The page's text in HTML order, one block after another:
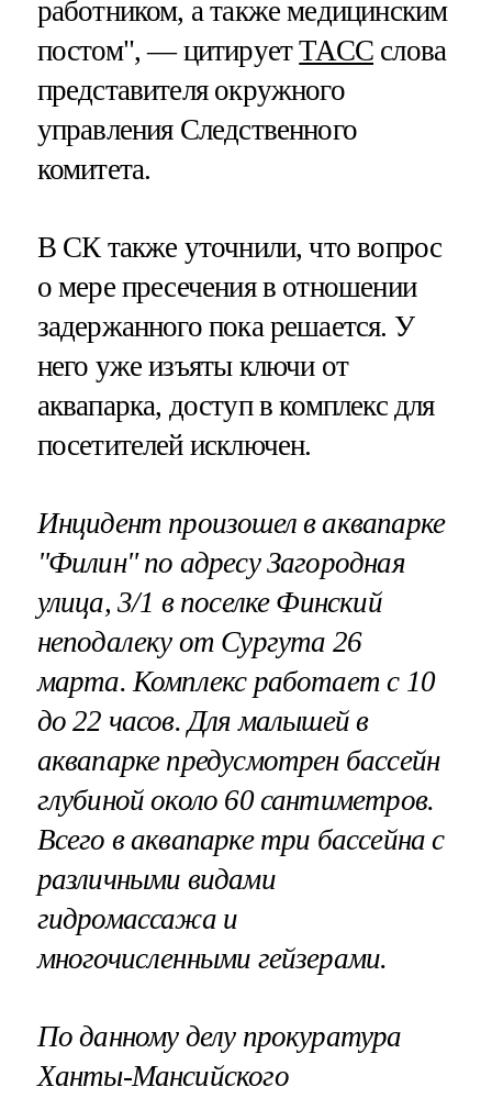
работником, а также медицинским
постом", — цитируетТАСС слова
представителя окружного
управления Следственного
комитета.
В СК также уточнили, что вопрос
о мере пресечения в отношении
задержанного пока решается. У
него уже изъяты ключи от
аквапарка, доступ в комплекс для
посетителей исключен.
Инцидент произошел в аквапарке
"Филин"по адресу Загородная
улица, 3/1 в поселке Финский
неподалеку от Сургута 26
марта. Комплекс работает с 10
до 22 часов. Для малышей в
аквапарке предусмотрен бассейн
глубиной около 60 сантиметров.
Всего в аквапарке три бассейна с
различными видами
гидромассажа и
многочисленными гейзерами.
По данному делу прокуратура
Ханты-Мансийского